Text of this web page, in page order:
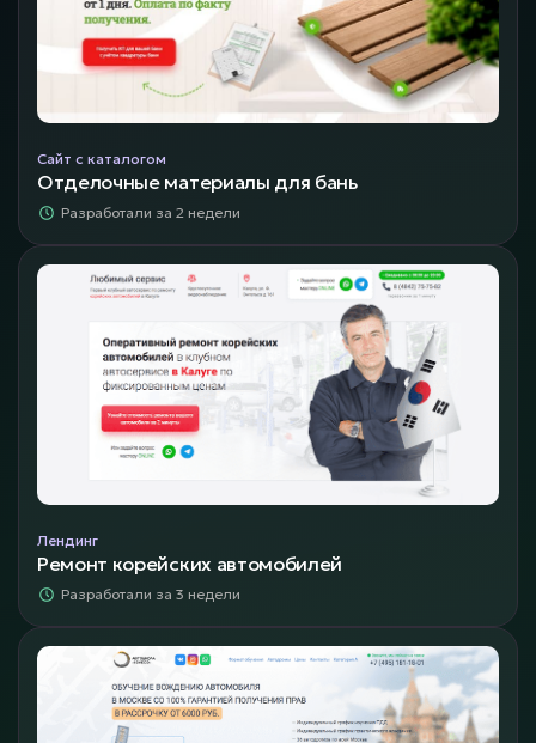
Сайт с каталогом
Отделочные материалы для бань
Разработали за 2 недели
Лендинг
Ремонт корейских автомобилей
Разработали за 3 недели